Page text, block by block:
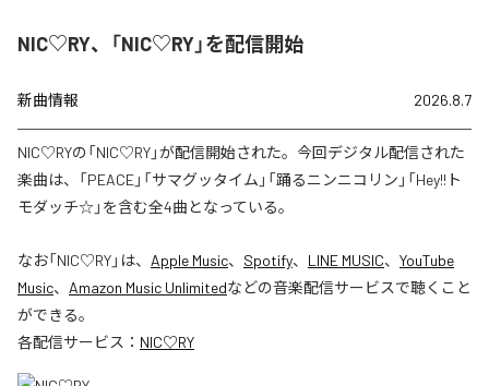
NIC♡RY、「NIC♡RY」を配信開始
新曲情報 2026.8.7
NIC♡RYの「NIC♡RY」が配信開始された。今回デジタル配信された
楽曲は、「PEACE」「サマグッタイム」「踊るニンニコリン」「Hey!!ト
モダッチ☆」を含む全4曲となっている。
なお「NIC♡RY」は、 Apple Music、 Spotify、 LINE MUSIC、 YouTube
Music、 Amazon Music Unlimitedなどの音楽配信サービスで聴くこと
ができる。
各配信サービス： NIC♡RY